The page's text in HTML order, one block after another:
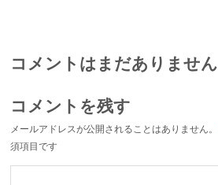
コメントはまだありません
コメントを残す
メールアドレスが公開されることはありません。
須項目です